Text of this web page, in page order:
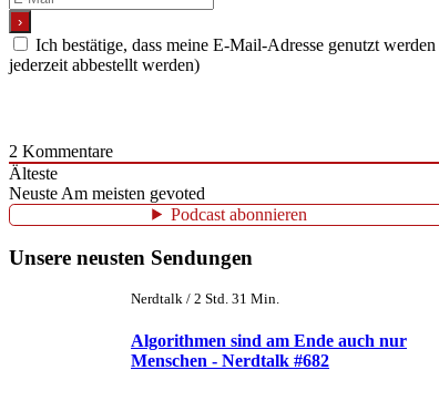
Ich bestätige, dass meine E-Mail-Adresse genutzt
jederzeit abbestellt werden)
2 Kommentare
Älteste
Neuste Am meisten gevoted
Podcast abonnieren
Unsere neusten Sendungen
Nerdtalk / 2 Std. 31 Min.
Algorithmen sind am Ende auch nur
Menschen - Nerdtalk #682